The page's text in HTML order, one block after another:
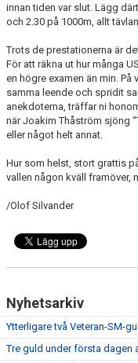
innan tiden var slut. Lägg
och 2.30 på 1000m, allt
Trots de prestationerna är
För att räkna ut hur många
en högre examen än min. På
samma leende och spridit
anekdoterna, träffar ni
när Joakim Thåström sjöng
eller något helt annat.
Hur som helst, stort grattis
vallen någon kväll framöver,
/Olof Silvander
Nyhetsarkiv
Ytterligare två Veteran-SM-
Tre guld under första dagen